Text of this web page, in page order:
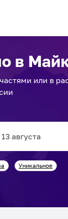
в
или в
Уникальное